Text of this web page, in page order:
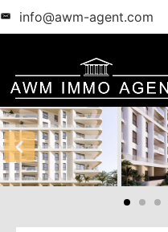
info@awm-agent.com